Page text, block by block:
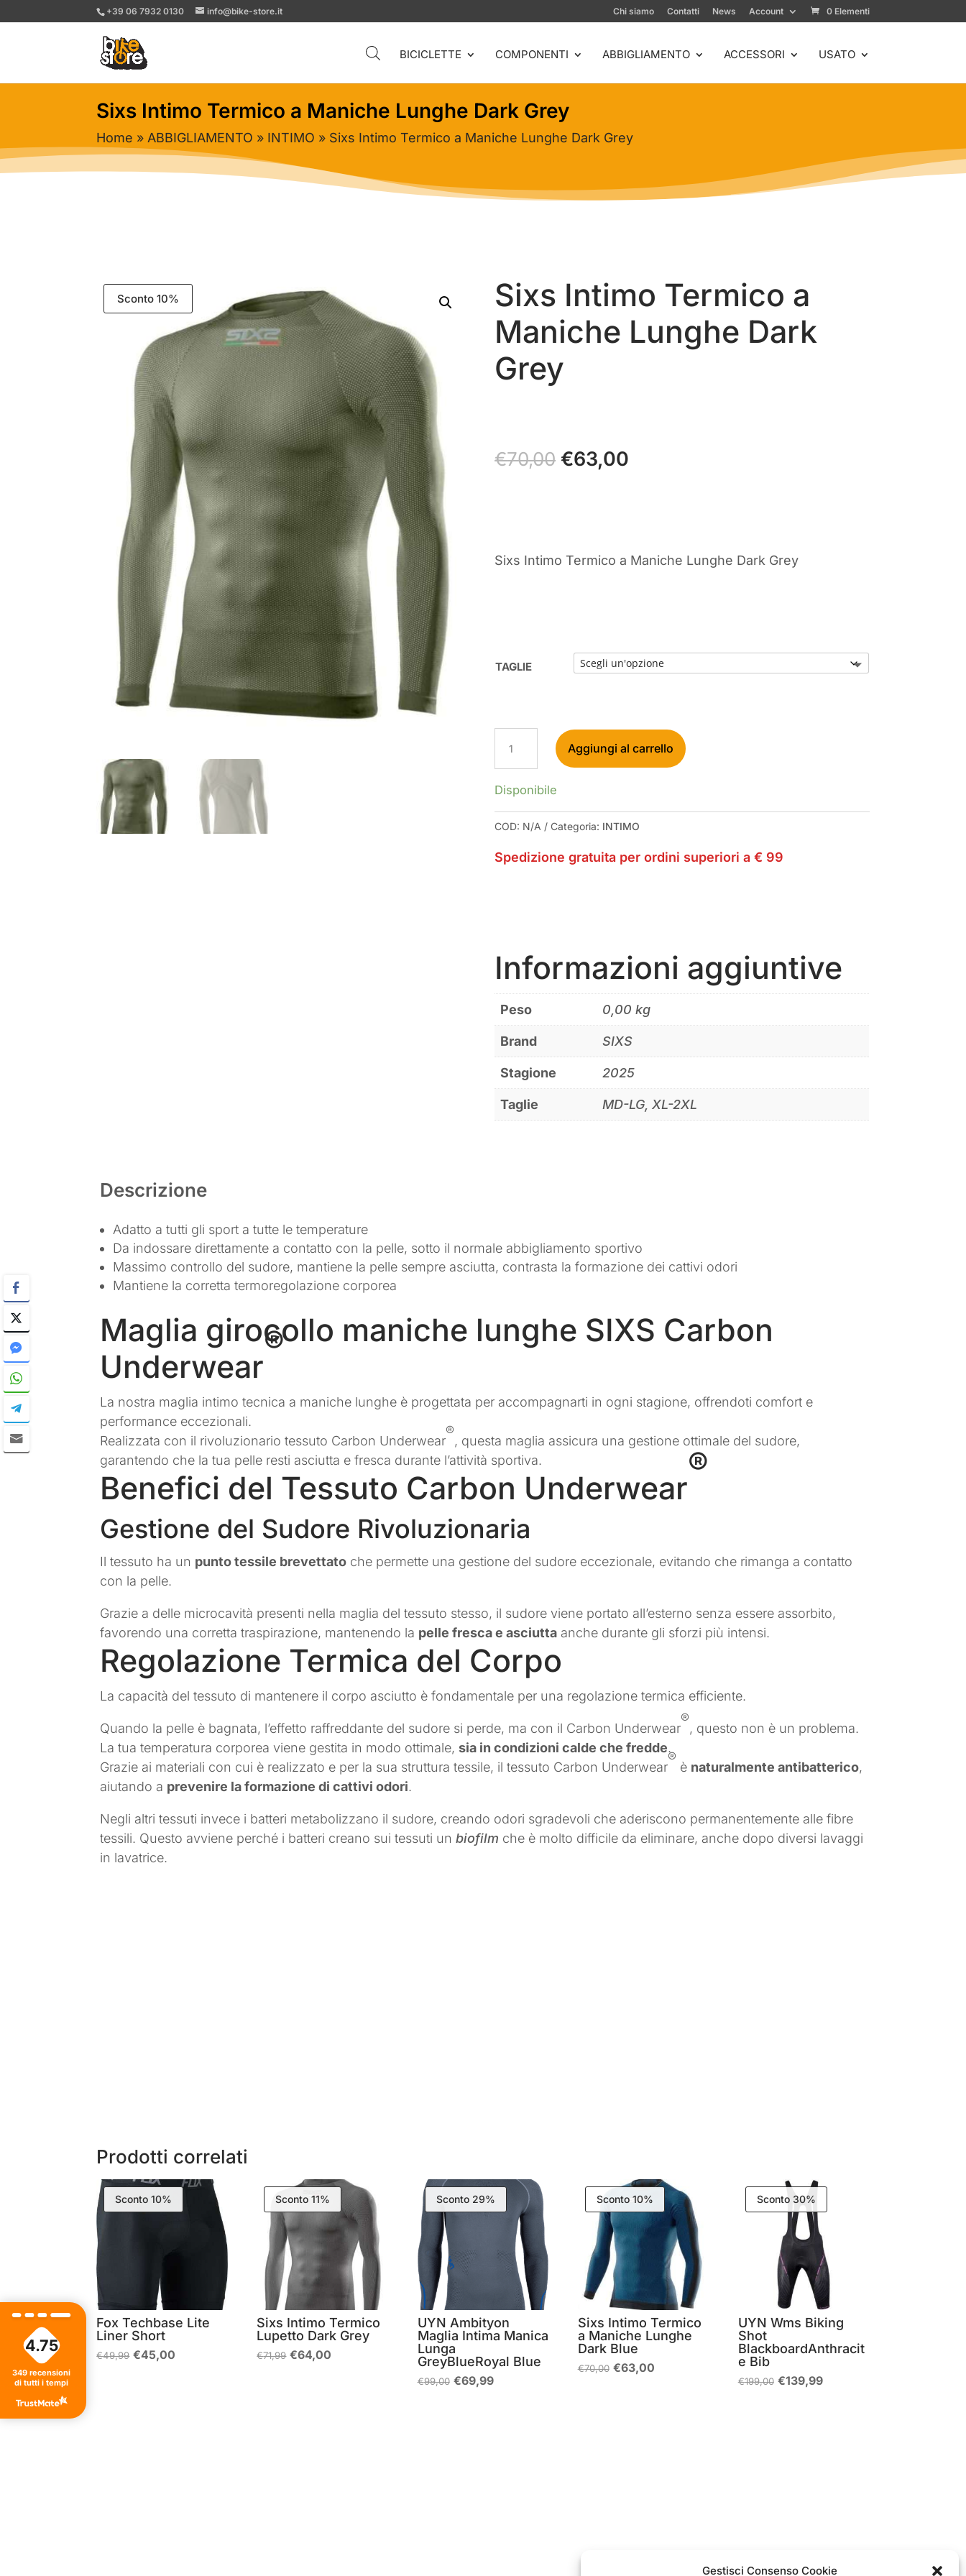
Gestisci Consenso Cookie
+39 06 7932 0130 info@bike-store.it Chi siamo Contatti News Account 0 Elementi
BICICLETTE COMPONENTI ABBIGLIAMENTO ACCESSORI USATO
Sixs Intimo Termico a Maniche Lunghe Dark Grey
Home » ABBIGLIAMENTO » INTIMO » Sixs Intimo Termico a Maniche Lunghe Dark Grey
Sconto 10%
Sixs Intimo Termico a
Maniche Lunghe Dark
Grey
€70,00 Il
prezzo
€63,00
Sixs Intimo Termico a Maniche Lunghe Dark Grey
TAGLIE
INTIMO
TERMICO
A
MANICHE
LUNGHE
DARK
QUANTITÀ
Aggiungi al carrello
Disponibile
COD: N/A Categoria: INTIMO
Spedizione gratuita per ordini superiori a € 99
Informazioni aggiuntive
Peso 0,00 kg
Brand SIXS
Stagione 2025
Taglie MD-LG, XL-2XL
Descrizione
Adatto a tutti gli sport a tutte le temperature
Da indossare direttamente a contatto con la pelle, sotto il normale abbigliamento sportivo
Massimo controllo del sudore, mantiene la pelle sempre asciutta, contrasta la formazione dei cattivi odori
Mantiene la corretta termoregolazione corporea
Maglia girocollo maniche lunghe SIXS Carbon
Underwear
®
La nostra maglia intimo tecnica a maniche lunghe è progettata per accompagnarti in ogni stagione, offrendoti comfort e
performance eccezionali.
Realizzata con il rivoluzionario tessuto Carbon Underwear
®
, questa maglia assicura una gestione ottimale del sudore,
garantendo che la tua pelle resti asciutta e fresca durante l’attività sportiva.
Benefici del Tessuto Carbon Underwear
®
Gestione del Sudore Rivoluzionaria
Il tessuto ha un punto tessile brevettato che permette una gestione del sudore eccezionale, evitando che rimanga a contatto
con la pelle.
Grazie a delle microcavità presenti nella maglia del tessuto stesso, il sudore viene portato all’esterno senza essere assorbito,
favorendo una corretta traspirazione, mantenendo la pelle fresca e asciutta anche durante gli sforzi più intensi.
Regolazione Termica del Corpo
La capacità del tessuto di mantenere il corpo asciutto è fondamentale per una regolazione termica efficiente.
Quando la pelle è bagnata, l’effetto raffreddante del sudore si perde, ma con il Carbon Underwear
®
, questo non è un problema.
La tua temperatura corporea viene gestita in modo ottimale,sia in condizioni calde che fredde.
Grazie ai materiali con cui è realizzato e per la sua struttura tessile, il tessuto Carbon Underwear
®
è naturalmente antibatterico,
aiutando a prevenire la formazione di cattivi odori.
Negli altri tessuti invece i batteri metabolizzano il sudore, creando odori sgradevoli che aderiscono permanentemente alle fibre
tessili. Questo avviene perché i batteri creano sui tessuti unbiofilm che è molto difficile da eliminare, anche dopo diversi lavaggi
in lavatrice.
Prodotti correlati
Sconto 10%
Fox Techbase Lite
Liner Short
€49,99 Il
prezzo
€45,00
Sconto 11%
Sixs Intimo Termico
Lupetto Dark Grey
€71,99 Il
prezzo
€64,00
Sconto 29%
UYN Ambityon
Maglia Intima Manica
Lunga
GreyBlueRoyal Blue
€99,00 Il
prezzo
€69,99Il
Sconto 10%
Sixs Intimo Termico
a Maniche Lunghe
Dark Blue
€70,00 Il
prezzo
€63,00Il
Sconto 30%
UYN Wms Biking
Shot
BlackboardAnthracit
e Bib
€199,00 Il
prezzo
€139,99Il
4.75
349 recensioni
di tutti i tempi